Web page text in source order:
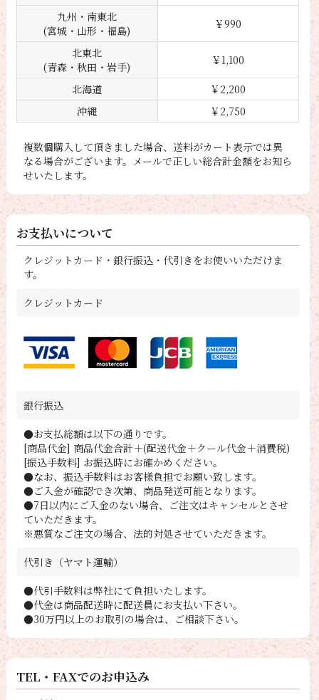
九州・南東北
(宮城・山形・福島)
￥990
北東北
(青森・秋田・岩手)
￥1,100
北海道
￥2,200
沖縄
￥2,750
複数個購入して頂きました場合、送料がカート表示では異
なる場合がございます。メールで正しい総合計金額をお知ら
せいたします。
お支払いについて
クレジットカード・銀行振込・代引きをお使いいただけま
す。
クレジットカード
銀行振込
●お支払総額は以下の通りです。
[商品代金] 商品代金合計＋(配送代金＋クール代金＋消費税)
[振込手数料] お振込時にお確かめください。
●なお、振込手数料はお客様負担でお願い致します。
●ご入金が確認でき次第、商品発送可能となります。
●7日以内にご入金のない場合、ご注文はキャンセルとさせ
ていただきます。
※悪質なご注文の場合、法的対処させていただきます。
代引き（ヤマト運輸）
●代引手数料は弊社にて負担いたします。
●代金は商品配送時に配送員にお支払い下さい。
●30万円以上のお取引の場合は、ご相談下さい。
TEL・FAXでのお申込み